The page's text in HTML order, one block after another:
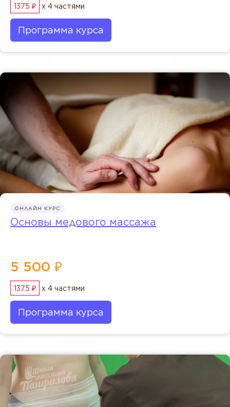
1375 ₽ x 4 частями
Программа курса
ОНЛАЙН КУРС
Основы медового массажа
5 500 ₽
1375 ₽ x 4 частями
Программа курса